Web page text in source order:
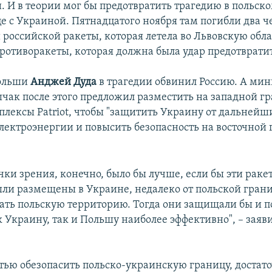
И в теории мог бы предотвратить трагедию в
с Украиной. Пятнадцатого ноября там погибли два
ракеты, которая летела во Львовскую
которая должна была удар
Анджей Дуда в трагедии обвинил Россию. А
после этого предложил разместить на западной
Patriot, чтобы "защитить Украину от
и повысить безопасность на восточной
зрения, конечно, было бы лучше, если бы эти
размещены в Украине, недалеко от польской
польскую территорию. Тогда они защищали бы и
так и Польшу наиболее эффективно", –
обезопасить польско-украинскую границу,